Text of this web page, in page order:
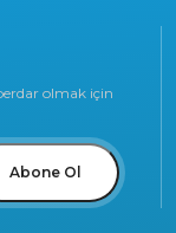
olmak için
Abone Ol